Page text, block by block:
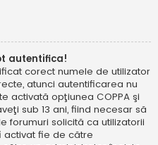
autentifica!
corect numele de utilizator
atunci autentificarea nu
activată opţiunea COPPA şi
sub 13 ani, fiind necesar să
forumuri solicită ca utilizatorii
activat fie de către